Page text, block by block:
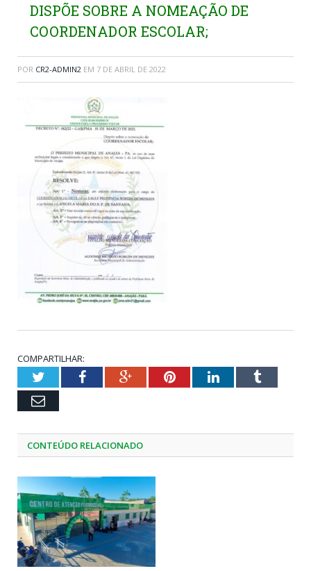
DISPÕE SOBRE A NOMEAÇÃO DE
COORDENADOR ESCOLAR;
POR CR2-ADMIN2 EM 7 DE ABRIL DE 2022
COMPARTILHAR:
TwitterFacebookGoogle+PinterestLinkedInTumblr
Email
CONTEÚDO RELACIONADO